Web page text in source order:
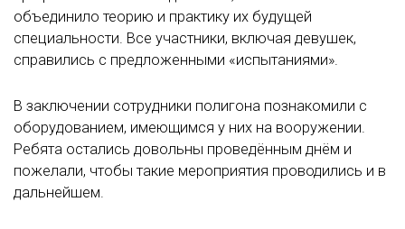
объединило теорию и практику их будущей
специальности. Все участники, включая девушек,
справились с предложенными «испытаниями».
В заключении сотрудники полигона познакомили с
оборудованием, имеющимся у них на вооружении.
Ребята остались довольны проведённым днём и
пожелали, чтобы такие мероприятия проводились и в
дальнейшем.